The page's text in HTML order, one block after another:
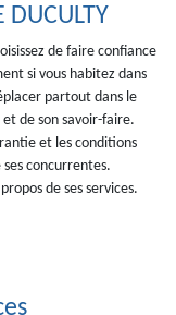
de faire confiance
si vous habitez dans
partout dans le
de son savoir-faire.
et les conditions
concurrentes.
de ses services.